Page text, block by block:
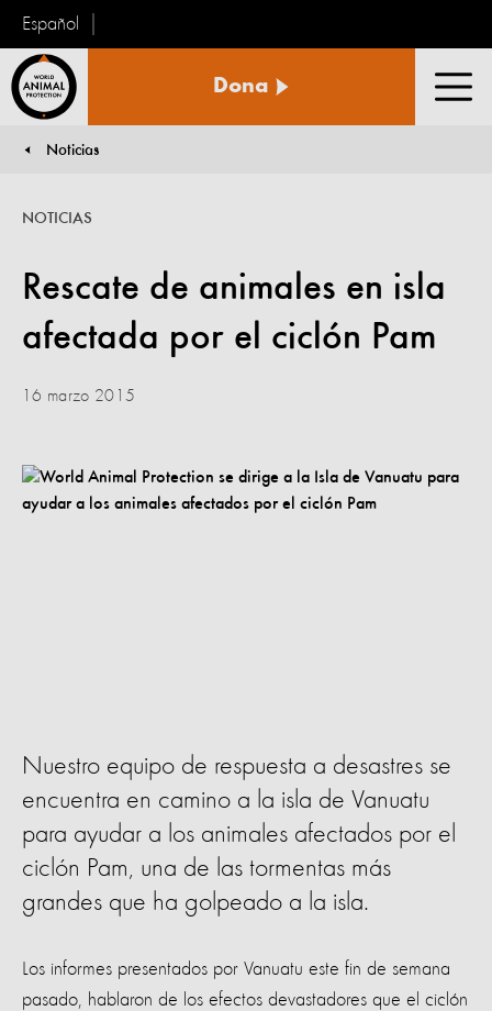
Español
Animal
Dona
Noticias
Rescate de animales en isla
afectada por el ciclón Pam
NOTICIAS
16 marzo 2015
Nuestro equipo de respuesta a desastres se
encuentra en camino a la isla de Vanuatu
para ayudar a los animales afectados por el
ciclón Pam, una de las tormentas más
grandes que ha golpeado a la isla.
Los informes presentados por Vanuatu este fin de semana
pasado, hablaron de los efectos devastadores que el ciclón